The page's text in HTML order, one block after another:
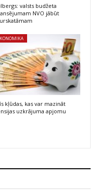
valsts budžeta
NVO jābūt
kļūdas, kas var mazināt
uzkrājuma apjomu